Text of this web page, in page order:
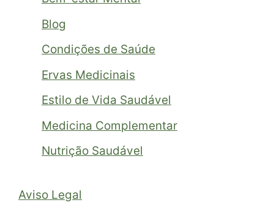
Blog
Condições de Saúde
Ervas Medicinais
Estilo de Vida Saudável
Medicina Complementar
Nutrição Saudável
Aviso Legal